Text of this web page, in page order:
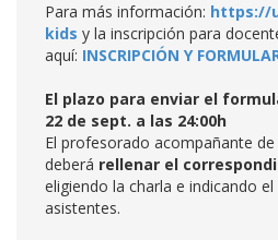
Para más información: https://
kids y la inscripción para
aquí: INSCRIPCIÓN Y
El plazo para enviar el
22 de sept. a las 24:00h
El profesorado acompañante
deberá rellenar el
eligiendo la charla e indicando
asistentes.